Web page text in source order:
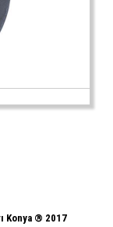
Konya ® 2017